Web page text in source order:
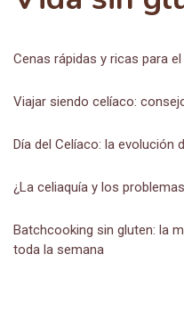
Cenas rápidas y ricas para
Viajar siendo celíaco:
Día del Celíaco: la evolución
¿La celiaquía y los
Batchcooking sin gluten: la
toda la semana